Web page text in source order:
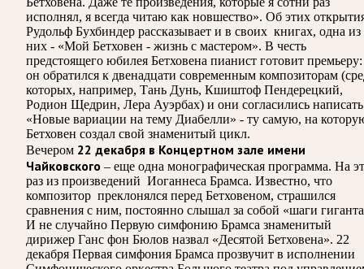
исполнял, я всегда читаю как новшество». Об этих
Рудольф Бухбиндер рассказывает и в своих книгах, одна из
них - «Мой Бетховен - жизнь с мастером». В честь
предстоящего юбилея Бетховена пианист готовит премьеру:
он обратился к двенадцати современным композиторам
которых, например, Тань Дунь, Кшиштоф Пендерецкий,
Родион Щедрин, Лера Ауэрбах) и они согласились написать
«Новые вариации на тему Диабелли» - ту самую, на
Бетховен создал свой знаменитый цикл.
Вечером 22 декабря в Концертном зале имени
Чайковского – еще одна монографическая программа. На
раз из произведений Иоганнеса Брамса. Известно, что
композитор преклонялся перед Бетховеном, страшился
сравнения с ним, постоянно слышал за собой «шаги
И не случайно Первую симфонию Брамса знаменитый
дирижер Ганс фон Бюлов назвал «Десятой Бетховена». 22
декабря Первая симфония Брамса прозвучит в исполнении